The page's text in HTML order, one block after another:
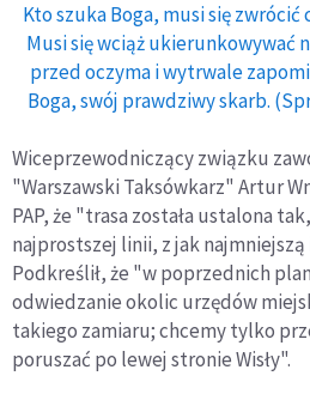
Kto szuka Boga, musi się
Musi się wciąż ukierunkowywać
przed oczyma i wytrwale
Boga, swój prawdziwy skarb.
Wiceprzewodniczący związku
"Warszawski Taksówkarz" Artur
PAP, że "trasa została ustalona
najprostszej linii, z jak
Podkreślił, że "w poprzednich
odwiedzanie okolic urzędów
takiego zamiaru; chcemy tylko
poruszać po lewej stronie Wisły".